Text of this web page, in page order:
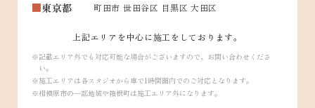
東京都 町田市 世田谷区 目黒区 大田区
上記エリアを中心に施工をしております。
記載エリア外でも対応可能な場合がございますので、お問い合わせくださ
い。
施工エリアは各スタジオから車で1時間圏内でのご対応となります。
相模原市の一部地域や箱根町は施工エリア外になります。